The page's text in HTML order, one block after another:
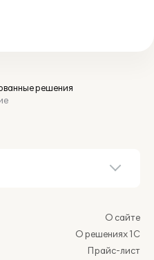
решения
О сайте
О решениях 1С
Прайс-лист